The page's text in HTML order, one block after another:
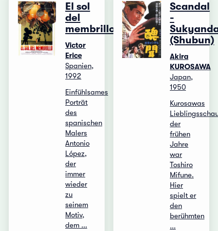
El sol
del
membrillo
Victor
Erice
Spanien,
1992
Einfühlsames
Porträt
des
spanischen
Malers
Antonio
López,
der
immer
wieder
zu
seinem
Motiv,
dem ...
Scandal
-
(Shubun)
Akira
KUROSAWA
Japan,
1950
Kurosawas
der
frühen
Jahre
war
Toshiro
Mifune.
Hier
spielt er
den
berühmten
...